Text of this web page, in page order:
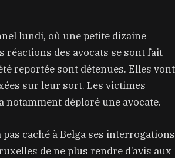
lundi, où une petite dizaine
réactions des avocats se sont fait
reportée sont détenues. Elles vont
sur leur sort. Les victimes
notamment déploré une avocate.
caché à Belga ses
de ne plus rendre d’avis aux